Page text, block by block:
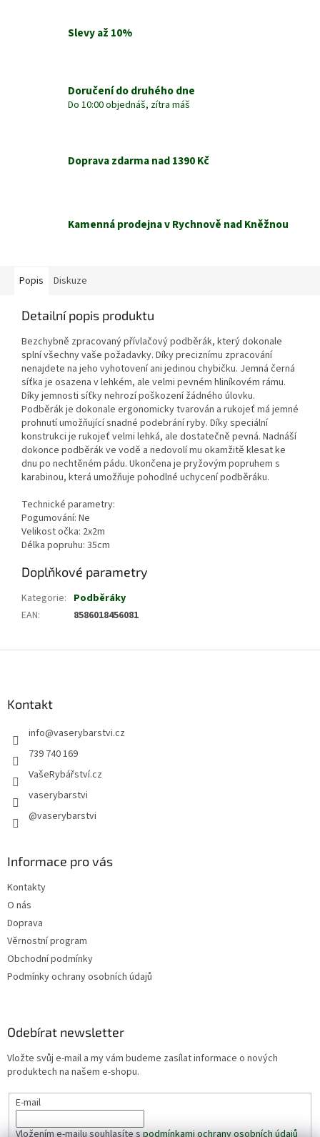
Slevy až 10%
Doručení do druhého dne
Do 10:00 objednáš, zítra máš
Doprava zdarma nad 1390 Kč
Kamenná prodejna v Rychnově nad Kněžnou
Popis Diskuze
Detailní popis produktu
Bezchybně zpracovaný přívlačový podběrák, který dokonale
splní všechny vaše požadavky. Díky preciznímu zpracování
nenajdete na jeho vyhotovení ani jedinou chybičku. Jemná černá
síťka je osazena v lehkém, ale velmi pevném hliníkovém rámu.
Díky jemnosti síťky nehrozí poškození žádného úlovku.
Podběrák je dokonale ergonomicky tvarován a rukojeť má jemné
prohnutí umožňující snadné podebrání ryby. Díky speciální
konstrukci je rukojeť velmi lehká, ale dostatečně pevná. Nadnáší
dokonce podběrák ve vodě a nedovolí mu okamžitě klesat ke
dnu po nechtěném pádu. Ukončena je pryžovým popruhem s
karabinou, která umožňuje pohodlné uchycení podběráku.
Technické parametry:
Pogumování: Ne
Velikost očka: 2x2m
Délka popruhu: 35cm
Doplňkové parametry
Kategorie: Podběráky
EAN: 8586018456081
Kontakt
info@vaserybarstvi.cz
739 740 169
VašeRybářství.cz
vaserybarstvi
@vaserybarstvi
Informace pro vás
Kontakty
O nás
Doprava
Věrnostní program
Obchodní podmínky
Podmínky ochrany osobních údajů
Odebírat newsletter
Vložte svůj e-mail a my vám budeme zasílat informace o nových
produktech na našem e-shopu.
E-mail